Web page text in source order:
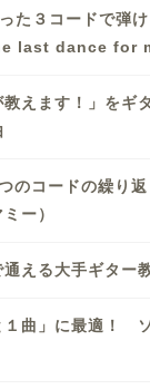
た３コードで弾
last dance for
教えます！」をギ
のコードの繰り
ー）
える大手ギター
１曲」に最適！